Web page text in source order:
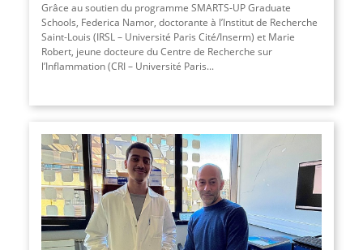
Grâce au soutien du programme SMARTS-UP Graduate
Schools, Federica Namor, doctorante à l’Institut de Recherche
Saint-Louis (IRSL – Université Paris Cité/Inserm) et Marie
Robert, jeune docteure du Centre de Recherche sur
l’Inflammation (CRI – Université Paris...